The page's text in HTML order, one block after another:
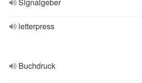
letterpress
Buchdruck